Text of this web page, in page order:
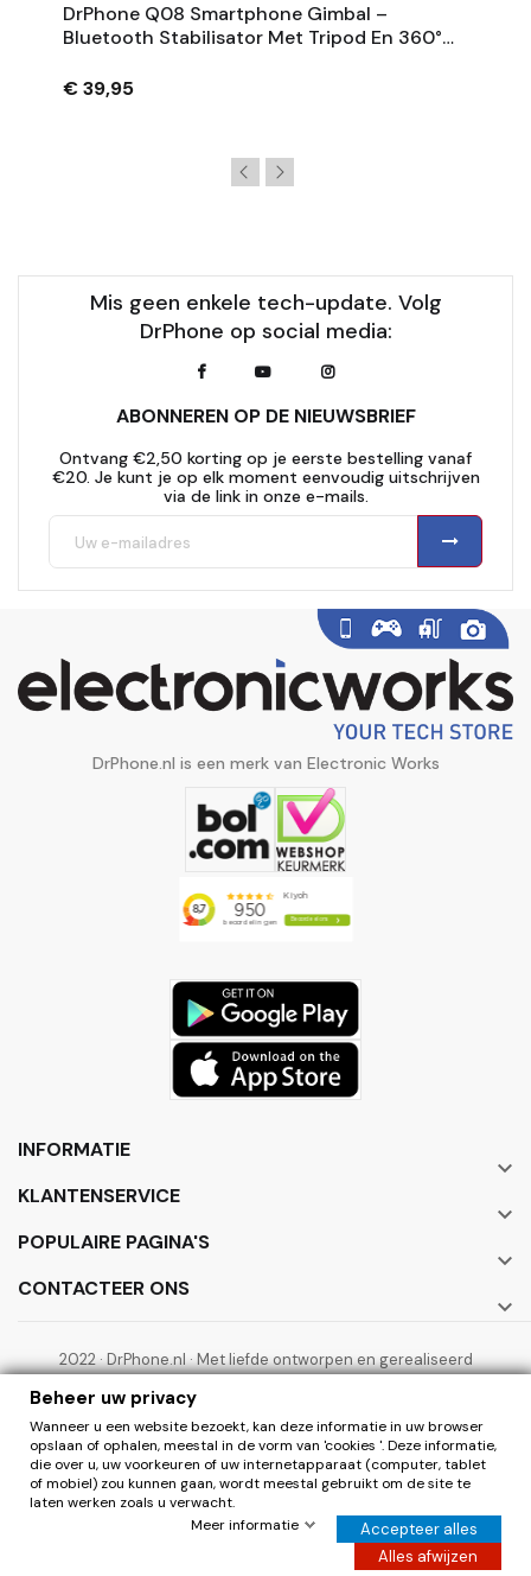
DrPhone Q08 Smartphone Gimbal –
Bluetooth Stabilisator Met Tripod En 360°
€ 39,95
Mis geen enkele tech-update. Volg
DrPhone op social media:
ABONNEREN OP DE NIEUWSBRIEF
Ontvang €2,50 korting op je eerste bestelling vanaf
€20. Je kunt je op elk moment eenvoudig uitschrijven
via de link in onze e-mails.
DrPhone.nl is een merk van Electronic Works
INFORMATIE

KLANTENSERVICE

POPULAIRE PAGINA'S

CONTACTEER ONS

2022 · DrPhone.nl · Met liefde ontworpen en gerealiseerd
0
Beheer uw privacy
Wanneer u een website bezoekt, kan deze informatie in uw browser
opslaan of ophalen, meestal in de vorm van 'cookies '. Deze informatie,
die over u, uw voorkeuren of uw internetapparaat (computer, tablet
of mobiel) zou kunnen gaan, wordt meestal gebruikt om de site te
laten werken zoals u verwacht.
Meer informatie
Accepteer alles
Alles afwijzen